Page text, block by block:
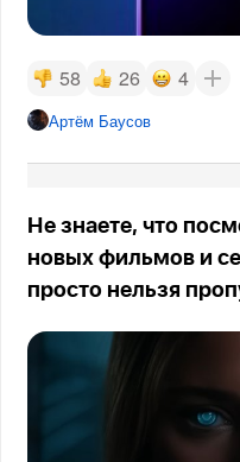
58 26 4
Артём Баусов
Не знаете, что
новых фильмов и
просто нельзя